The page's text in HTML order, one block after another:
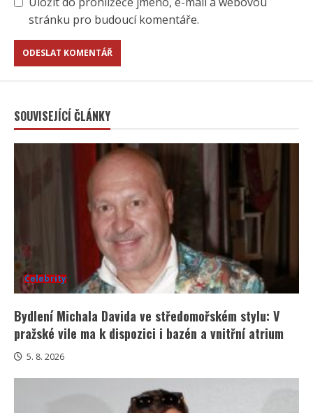
stránku pro budoucí komentáře.
SOUVISEJÍCÍ ČLÁNKY
Celebrity
Bydlení Michala Davida ve středomořském stylu: V
pražské vile ma k dispozici i bazén a vnitřní atrium
5. 8. 2026